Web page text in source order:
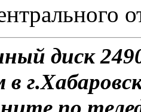
диск
в